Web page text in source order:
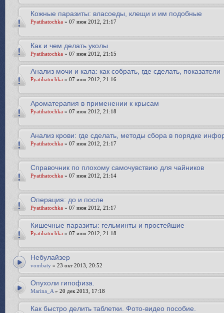
Кожные паразиты: власоеды, клещи и им подобные
Pyatihatochka » 07 июн 2012, 21:17
Как и чем делать уколы
Pyatihatochka » 07 июн 2012, 21:15
Анализ мочи и кала: как собрать, где сделать, показатели
Pyatihatochka » 07 июн 2012, 21:16
Ароматерапия в применении к крысам
Pyatihatochka » 07 июн 2012, 21:18
Анализ крови: где сделать, методы сбора в порядке
Pyatihatochka » 07 июн 2012, 21:17
Справочник по плохому самочувствию для чайников
Pyatihatochka » 07 июн 2012, 21:14
Операция: до и после
Pyatihatochka » 07 июн 2012, 21:17
Кишечные паразиты: гельминты и простейшие
Pyatihatochka » 07 июн 2012, 21:18
Небулайзер
vombaty » 23 окт 2013, 20:52
Опухоли гипофиза.
Marina_A » 20 дек 2013, 17:18
Как быстро делить таблетки. Фото-видео пособие.